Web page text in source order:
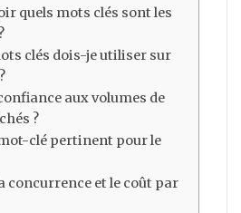
quels mots clés sont les
clés dois-je utiliser sur
aux volumes de
?
clé pertinent pour le
concurrence et le coût par